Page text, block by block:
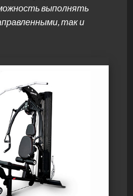
выполнять
так и